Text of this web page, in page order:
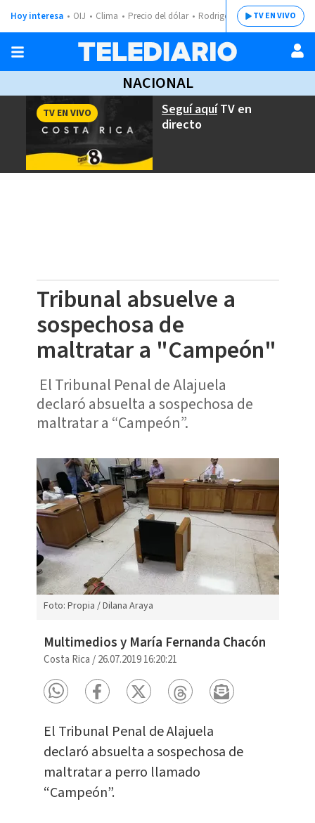
Hoy interesa OIJ Clima Precio del dólar Rodrigo ChavesTV EN VIVO
NACIONAL
Seguí aquíTV en
directo
TV EN VIVO
Tribunal absuelve a
sospechosa de
maltratar a "Campeón"
El Tribunal Penal de Alajuela
declaró absuelta a sospechosa de
maltratar a “Campeón”.
Foto: Propia / Dilana Araya
Multimedios y María Fernanda Chacón
Costa Rica /26.07.2019 16:20:21
El Tribunal Penal de Alajuela
declaró absuelta a sospechosa de
maltratar a perro llamado
“Campeón”.